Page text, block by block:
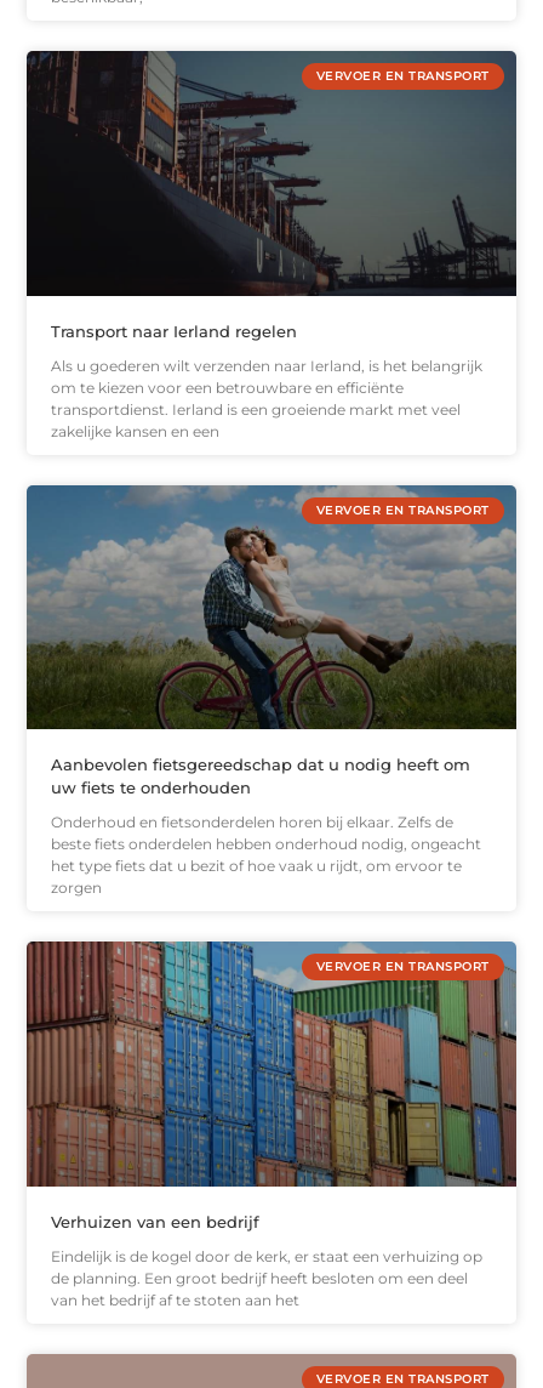
VERVOER EN TRANSPORT
Transport naar Ierland regelen
Als u goederen wilt verzenden naar Ierland, is het belangrijk
om te kiezen voor een betrouwbare en efficiënte
transportdienst. Ierland is een groeiende markt met veel
zakelijke kansen en een
VERVOER EN TRANSPORT
Aanbevolen fietsgereedschap dat u nodig heeft om
uw fiets te onderhouden
Onderhoud en fietsonderdelen horen bij elkaar. Zelfs de
beste fiets onderdelen hebben onderhoud nodig, ongeacht
het type fiets dat u bezit of hoe vaak u rijdt, om ervoor te
zorgen
VERVOER EN TRANSPORT
Verhuizen van een bedrijf
Eindelijk is de kogel door de kerk, er staat een verhuizing op
de planning. Een groot bedrijf heeft besloten om een deel
van het bedrijf af te stoten aan het
VERVOER EN TRANSPORT